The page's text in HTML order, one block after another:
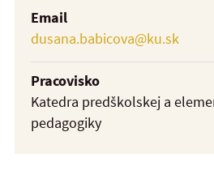
Email
dusana.babicova@ku.sk
Pracovisko
Katedra predškolskej a
pedagogiky